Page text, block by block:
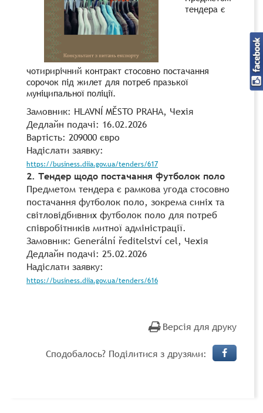
тендера є
чотирирічний контракт стосовно постачання
сорочок під жилет для потреб празької
муніципальної поліції.
Замовник: HLAVNÍ MĚSTO PRAHA, Чехія
Дедлайн подачі: 16.02.2026
Вартість: 209000 євро
Надіслати заявку:
https://business.diia.gov.ua/tenders/617
2. Тендер щодо постачання футболок поло
Предметом тендера є рамкова угода стосовно
постачання футболок поло, зокрема синіх та
світловідбивних футболок поло для потреб
співробітників митної адміністрації.
Замовник: Generální ředitelství cel, Чехія
Дедлайн подачі: 25.02.2026
Надіслати заявку:
https://business.diia.gov.ua/tenders/616
Версія для друку
Сподобалось? Поділитися з друзями: